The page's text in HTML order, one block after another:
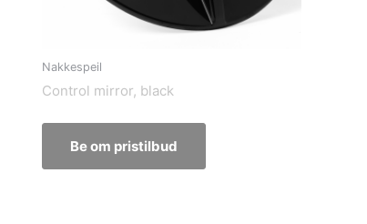
Nakkespeil
Control mirror, black
Be om pristilbud